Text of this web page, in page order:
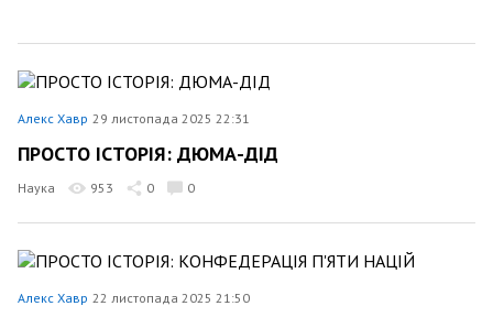
Алекс Хавр 29 листопада 2025 22:31
ПРОСТО ІСТОРІЯ: ДЮМА-ДІД
Наука 953 0 0
Алекс Хавр 22 листопада 2025 21:50